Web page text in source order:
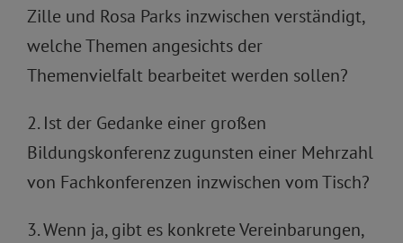
Zille und Rosa Parks inzwischen verständigt,
welche Themen angesichts der
Themenvielfalt bearbeitet werden sollen?
2. Ist der Gedanke einer großen
Bildungskonferenz zugunsten einer Mehrzahl
von Fachkonferenzen inzwischen vom Tisch?
3. Wenn ja, gibt es konkrete Vereinbarungen,